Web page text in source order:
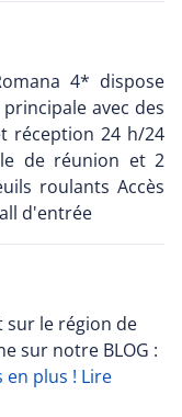
4* dispose
avec des
réception 24 h/24
de réunion et 2
roulants Accès
d'entrée
sur le région de
sur notre BLOG :
en plus ! Lire